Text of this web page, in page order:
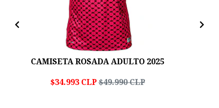
CAMISETA ROSADA ADULTO 2025
$34.993 CLP $49.990 CLP